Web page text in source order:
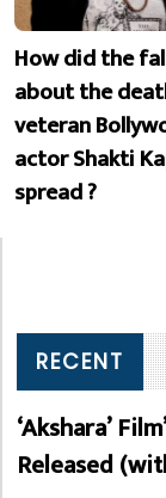
How did the
about the
veteran
actor Shakti
spread ?
RECENT
‘Akshara’
Released